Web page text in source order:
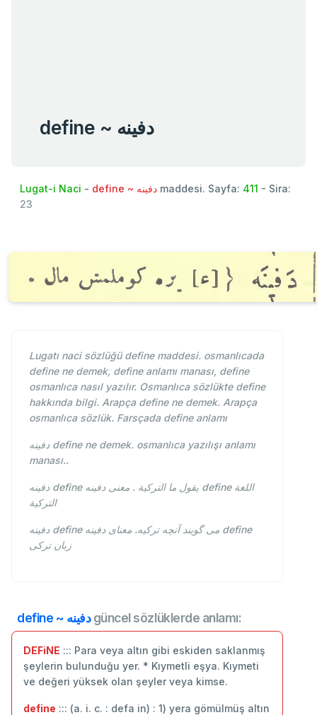
define ~ دفينه
Lugat-i Naci - define ~ دفينه maddesi. Sayfa: 411 - Sira:
23
Lugatı naci sözlüğü define maddesi. osmanlıcada
define ne demek, define anlamı manası, define
osmanlıca nasıl yazılır. Osmanlıca sözlükte define
hakkında bilgi. Arapça define ne demek. Arapça
osmanlıca sözlük. Farsçada define anlamı
دفينه define ne demek. osmanlıca yazılışı anlamı
manası..
دفينه define يقول ما التركية . معنى دفينه define اللغة
التركية
دفينه define می گویند آنچه ترکیه. معنای دفينه define
زبان ترکی
define ~ دفينهgüncel sözlüklerde anlamı:
DEFiNE ::: Para veya altın gibi eskiden saklanmış
şeylerin bulunduğu yer. * Kıymetli eşya. Kıymeti
ve değeri yüksek olan şeyler veya kimse.
define ::: (a. i. c. : defa in) : 1) yera gömülmüş altın